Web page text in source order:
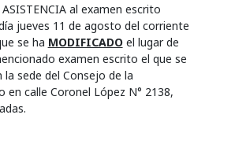
al examen escrito
jueves 11 de agosto del corriente
se ha MODIFICADOel lugar de
examen escrito el que se
la sede del Consejo de la
en calle Coronel López N° 2138,